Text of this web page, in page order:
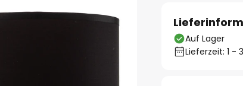
Auf Lager
Lieferzeit: 1 -